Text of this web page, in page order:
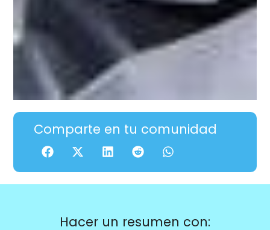
Comparte en tu comunidad
Hacer un resumen con: